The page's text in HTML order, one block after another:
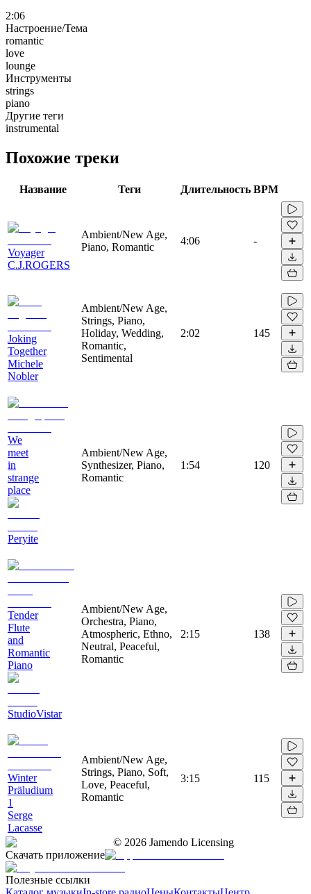
2:06
Настроение/Тема
romantic
love
lounge
Инструменты
strings
piano
Другие теги
instrumental
Похожие треки
Название Теги Длительность BPM
Voyager
C.J.ROGERS
Ambient/New Age,
Piano, Romantic
4:06 -
Joking
Together
Michele
Nobler
Ambient/New Age,
Strings, Piano,
Holiday, Wedding,
Romantic,
Sentimental
2:02 145
We
meet
in
strange
place
Peryite
Ambient/New Age,
Synthesizer, Piano,
Romantic
1:54 120
Tender
Flute
and
Romantic
Piano
StudioVistar
Ambient/New Age,
Orchestra, Piano,
Atmospheric, Ethno,
Neutral, Peaceful,
Romantic
2:15 138
Winter
Präludium
1
Serge
Lacasse
Ambient/New Age,
Strings, Piano, Soft,
Love, Peaceful,
Romantic
3:15 115
© 2026 Jamendo Licensing
Скачать приложение
Полезные ссылки